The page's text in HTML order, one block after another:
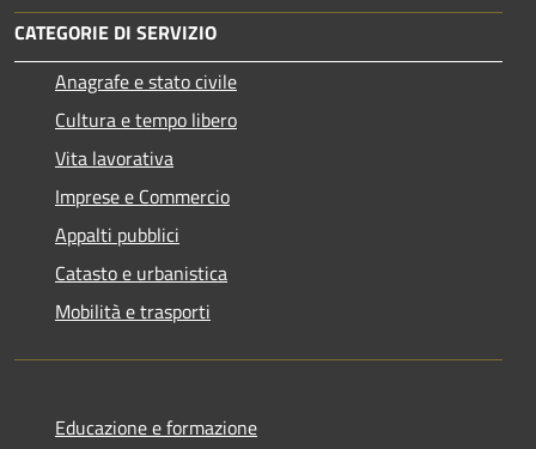
CATEGORIE DI SERVIZIO
Anagrafe e stato civile
Cultura e tempo libero
Vita lavorativa
Imprese e Commercio
Appalti pubblici
Catasto e urbanistica
Mobilità e trasporti
Educazione e formazione